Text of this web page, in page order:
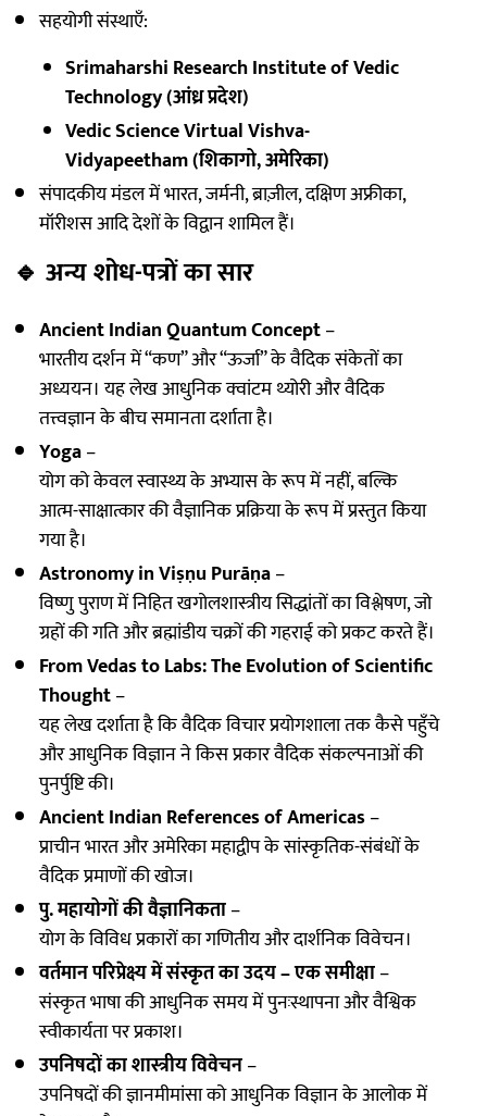
सहयोगी संस्थाएँ:
Srimaharshi Research Institute of Vedic
Technology (आंध्र प्रदेश)
Vedic Science Virtual Vishva-
Vidyapeetham (शिकागो, अमेरिका)
संपादकीय मंडल में भारत, जर्मनी, ब्राज़ील, दक्षिण अफ्रीका,
मॉरीशस आदि देशों के विद्वान शामिल हैं।
🔹 अन्य शोध-पत्रों का सार
Ancient Indian Quantum Concept–
भारतीय दर्शन में “कण” और “ऊर्जा” के वैदिक संकेतों का
अध्ययन। यह लेख आधुनिक क्वांटम थ्योरी और वैदिक
तत्त्वज्ञान के बीच समानता दर्शाता है।
Yoga–
योग को केवल स्वास्थ्य के अभ्यास के रूप में नहीं, बल्कि
आत्म-साक्षात्कार की वैज्ञानिक प्रक्रिया के रूप में प्रस्तुत किया
गया है।
Astronomy in Viṣṇu Purāṇa–
विष्णु पुराण में निहित खगोलशास्त्रीय सिद्धांतों का विश्लेषण, जो
ग्रहों की गति और ब्रह्मांडीय चक्रों की गहराई को प्रकट करते हैं।
From Vedas to Labs: The Evolution of Scientific
Thought–
यह लेख दर्शाता है कि वैदिक विचार प्रयोगशाला तक कैसे पहुँचे
और आधुनिक विज्ञान ने किस प्रकार वैदिक संकल्पनाओं की
पुनर्पुष्टि की।
Ancient Indian References of Americas–
प्राचीन भारत और अमेरिका महाद्वीप के सांस्कृतिक-संबंधों के
वैदिक प्रमाणों की खोज।
पु. महायोगों की वैज्ञानिकता–
योग के विविध प्रकारों का गणितीय और दार्शनिक विवेचन।
वर्तमान परिप्रेक्ष्य में संस्कृत का उदय – एक समीक्षा–
संस्कृत भाषा की आधुनिक समय में पुनःस्थापना और वैश्विक
स्वीकार्यता पर प्रकाश।
उपनिषदों का शास्त्रीय विवेचन–
उपनिषदों की ज्ञानमीमांसा को आधुनिक विज्ञान के आलोक में